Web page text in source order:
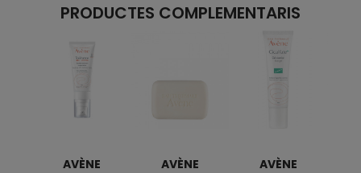
PRODUCTES COMPLEMENTARIS
AVÈNE
AVÈNE
AVÈNE